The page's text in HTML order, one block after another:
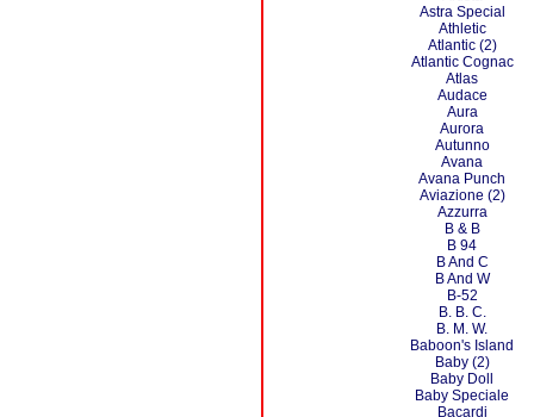
Astra Special
Athletic
Atlantic (2)
Atlantic Cognac
Atlas
Audace
Aura
Aurora
Autunno
Avana
Avana Punch
Aviazione (2)
Azzurra
B & B
B 94
B And C
B And W
B-52
B. B. C.
B. M. W.
Baboon's Island
Baby (2)
Baby Doll
Baby Speciale
Bacardi